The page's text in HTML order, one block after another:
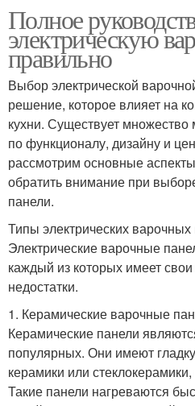
Полное
электрическую
правильно
Выбор электрической
решение, которое влияет на
кухни. Существует
по функционалу, дизайну и
рассмотрим основные
обратить внимание при
панели.
Типы электрических варочных
Электрические варочные
каждый из которых имеет
недостатки.
1. Керамические варочные
Керамические панели
популярных. Они имеют
керамики или стеклокерамики,
Такие панели нагреваются